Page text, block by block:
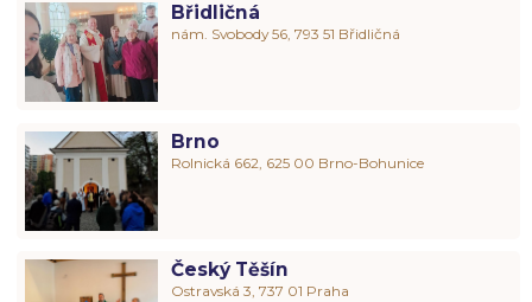
Břidličná
nám. Svobody 56, 793 51 Břidličná
Brno
Rolnická 662, 625 00 Brno-Bohunice
Český Těšín
Ostravská 3, 737 01 Praha